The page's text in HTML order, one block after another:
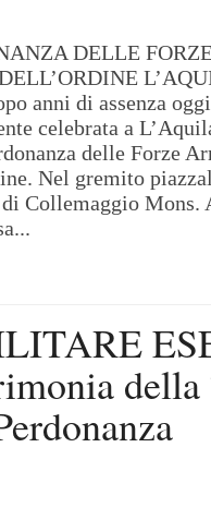
DELLE
anni di assenza
celebrata a
delle Forze
Nel gremito
Collemaggio Mons.
della